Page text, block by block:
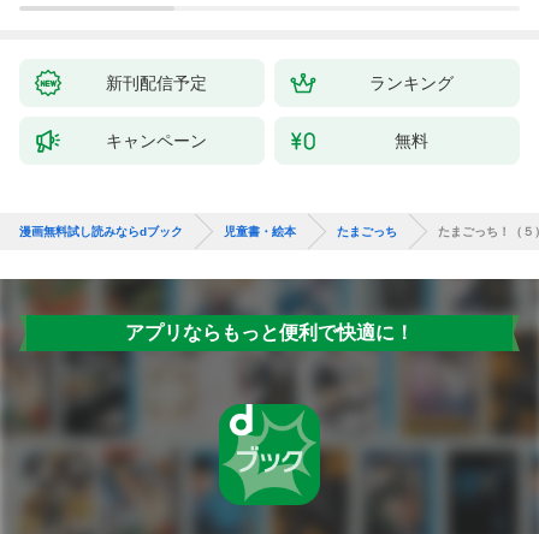
新刊配信予定 ランキング
キャンペーン 無料
漫画無料試し読みならdブック 児童書・絵本 たまごっち たまごっち！（
アプリならもっと便利で快適に！